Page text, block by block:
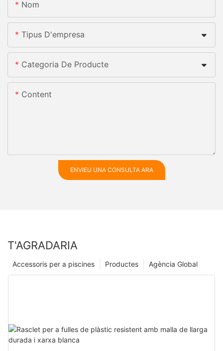
Nom
Tipus D'empresa
Categoria De Producte
Content
ENVIEU UNA CONSULTA ARA
T'AGRADARIA
Agència Global
Productes
Accessoris per a piscines